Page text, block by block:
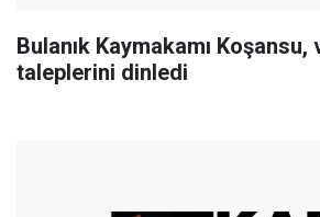
Bulanık Kaymakamı Koşansu,
taleplerini dinledi